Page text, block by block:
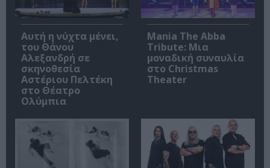
Αυτή η νύχτα μένει,
του Θάνου
Αλεξανδρή σε
σκηνοθεσία
Αστέριου Πελτέκη
στο Θέατρο
Ολύμπια
Mania The Abba
Tribute: Μια
μοναδική συναυλία
στο Christmas
Theater